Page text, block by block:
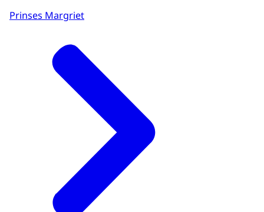
Prinses Margriet